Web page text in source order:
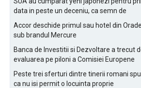
data in peste un deceniu, ca semn de
Accor deschide primul sau hotel din
sub brandul Mercure
Banca de Investitii si Dezvoltare a trecut
evaluarea pe piloni a Comisiei Europene
Peste trei sferturi dintre tinerii romani
ca nu isi permit o locuinta proprie